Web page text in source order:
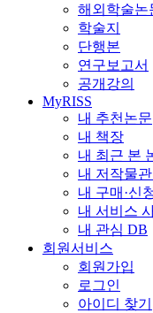
해외학술논
학술지
단행본
연구보고서
공개강의
MyRISS
내 추천논문
내 책장
내 최근 본
내 저작물관
내 구매·신
내 서비스
내 관심 DB
회원서비스
회원가입
로그인
아이디 찾기